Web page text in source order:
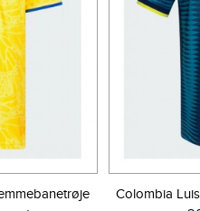
Colombia